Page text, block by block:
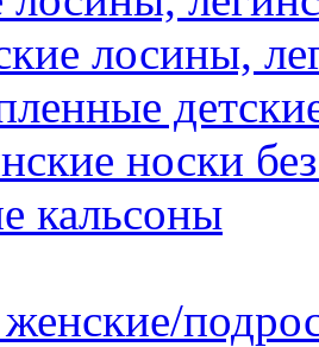
лосины,
носки
кальсоны